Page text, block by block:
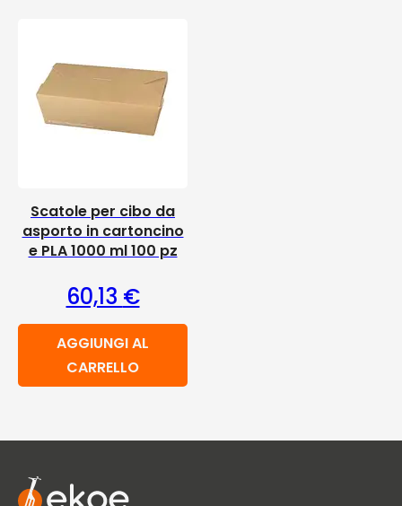
Scatole per cibo da
asporto in cartoncino
e PLA 1000 ml 100 pz
60,13 €
AGGIUNGI AL
CARRELLO